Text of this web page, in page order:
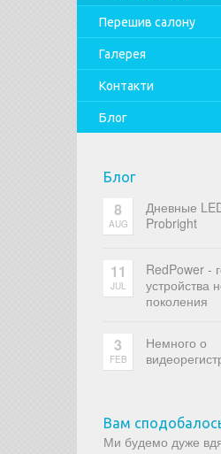
Перешив салону
Галерея
Контакти
Блог
Блог
8
AUG
Дневные
Probright
11
JUL
RedPower -
устройства
поколения
3
FEB
Немного о
Вам
Ми будемо дуже